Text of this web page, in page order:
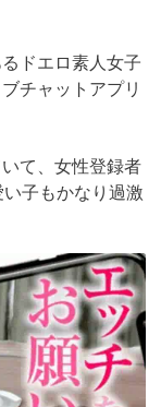
ドエロ素人女子
チャットアプリ
て、女性登録者
子もかなり過激